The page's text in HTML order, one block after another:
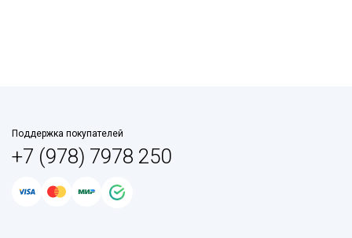
Поддержка покупателей
+7 (978) 7978 250